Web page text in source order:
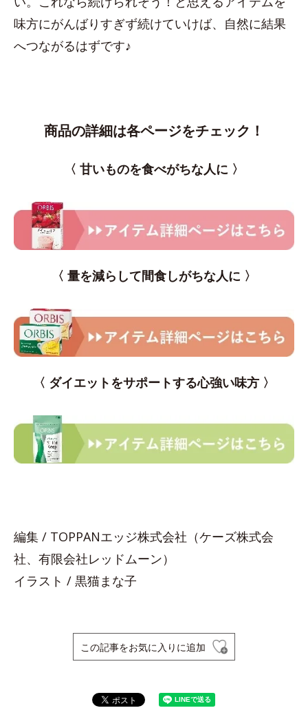
味方にがんばりすぎず続けていけば、自然に結果
へつながるはずです♪
商品の詳細は各ページをチェック！
〈 甘いものを食べがちな人に 〉
〈 量を減らして間食しがちな人に 〉
〈 ダイエットをサポートする心強い味方 〉
編集 / TOPPANエッジ株式会社（ケーズ株式会
社、有限会社レッドムーン）
イラスト / 黒猫まな子
この記事をお気に入りに追加